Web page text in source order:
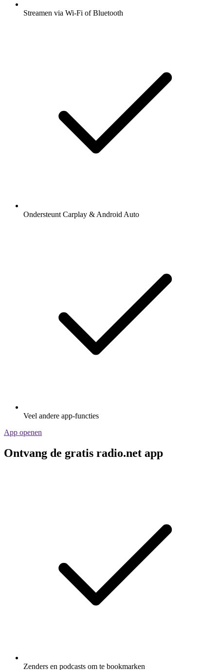
Streamen via Wi-Fi of Bluetooth
Ondersteunt Carplay & Android Auto
Veel andere app-functies
App openen
Ontvang de gratis radio.net app
Zenders en podcasts om te bookmarken